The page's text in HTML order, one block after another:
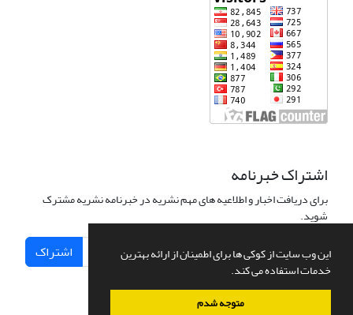
این وب سایت از کوکی ها برای اطمینان از ارائه بهترین
خدمات استفاده می کند.
متوجه شدم
اشتراک خبرنامه
برای دریافت اخبار و اطلاعیه های مهم نشریه در خبرنامه نشریه مشترک
شوید.
اشتراک